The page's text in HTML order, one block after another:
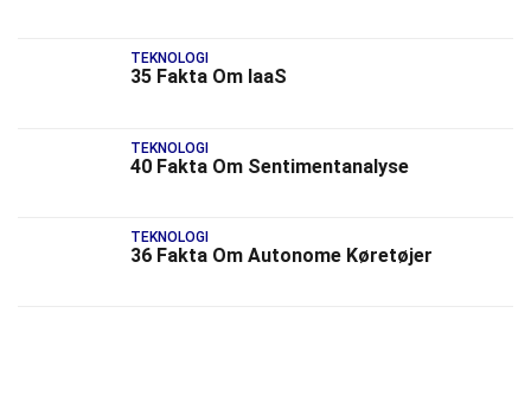
TEKNOLOGI
35 Fakta Om IaaS
TEKNOLOGI
40 Fakta Om Sentimentanalyse
TEKNOLOGI
36 Fakta Om Autonome Køretøjer